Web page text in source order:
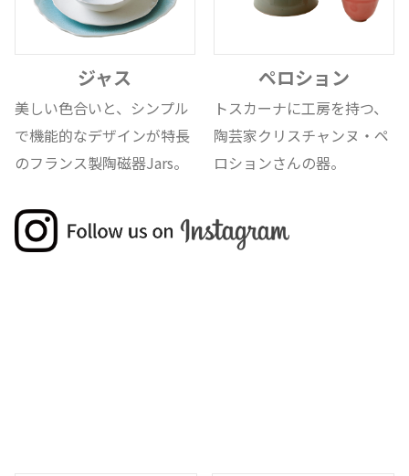
ジャス
美しい色合いと、シンプル
で機能的なデザインが特長
のフランス製陶磁器Jars。
ペロション
トスカーナに工房を持つ、
陶芸家クリスチャンヌ・ペ
ロションさんの器。